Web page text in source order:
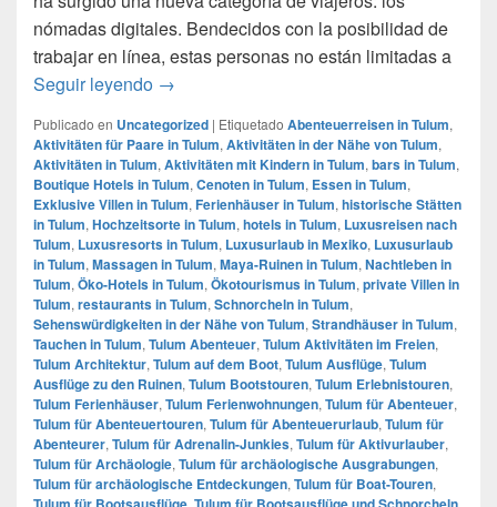
nómadas digitales. Bendecidos con la posibilidad de
trabajar en línea, estas personas no están limitadas a
Seguir leyendo Tulum: el paraíso favorito de los Nómadas
→
Publicado en Uncategorized | Etiquetado Abenteuerreisen in Tulum,
Aktivitäten für Paare in Tulum, Aktivitäten in der Nähe von Tulum,
Aktivitäten in Tulum, Aktivitäten mit Kindern in Tulum, bars in Tulum,
Boutique Hotels in Tulum, Cenoten in Tulum, Essen in Tulum,
Exklusive Villen in Tulum, Ferienhäuser in Tulum, historische Stätten
in Tulum, Hochzeitsorte in Tulum, hotels in Tulum, Luxusreisen nach
Tulum, Luxusresorts in Tulum, Luxusurlaub in Mexiko, Luxusurlaub
in Tulum, Massagen in Tulum, Maya-Ruinen in Tulum, Nachtleben in
Tulum, Öko-Hotels in Tulum, Ökotourismus in Tulum, private Villen in
Tulum, restaurants in Tulum, Schnorcheln in Tulum,
Sehenswürdigkeiten in der Nähe von Tulum, Strandhäuser in Tulum,
Tauchen in Tulum, Tulum Abenteuer, Tulum Aktivitäten im Freien,
Tulum Architektur, Tulum auf dem Boot, Tulum Ausflüge, Tulum
Ausflüge zu den Ruinen, Tulum Bootstouren, Tulum Erlebnistouren,
Tulum Ferienhäuser, Tulum Ferienwohnungen, Tulum für Abenteuer,
Tulum für Abenteuertouren, Tulum für Abenteuerurlaub, Tulum für
Abenteurer, Tulum für Adrenalin-Junkies, Tulum für Aktivurlauber,
Tulum für Archäologie, Tulum für archäologische Ausgrabungen,
Tulum für archäologische Entdeckungen, Tulum für Boat-Touren,
, ,